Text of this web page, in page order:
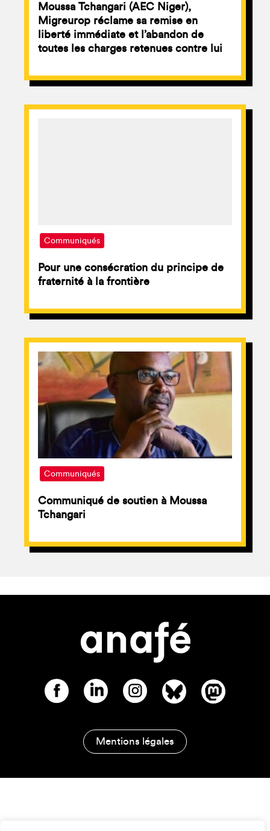
Moussa Tchangari (AEC Niger),
Migreurop réclame sa remise en
liberté immédiate et l’abandon de
toutes les charges retenues contre lui
Communiqués
Pour une consécration du principe de
fraternité à la frontière
Communiqués
Communiqué de soutien à Moussa
Tchangari
Mentions légales